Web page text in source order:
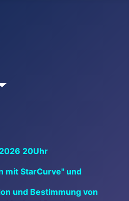
20Uhr
mit StarCurve" und
und Bestimmung von